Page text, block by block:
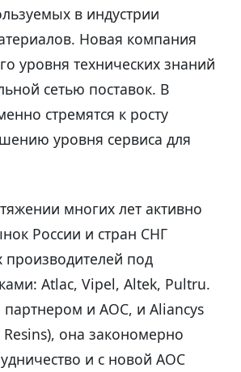
в индустрии
Новая компания
уровня технических знаний
сетью поставок. В
стремятся к росту
уровня сервиса для
многих лет активно
России и стран СНГ
производителей под
Atlac, Vipel, Altek, Pultru.
и AOC, и Aliancys
она закономерно
и с новой АОС